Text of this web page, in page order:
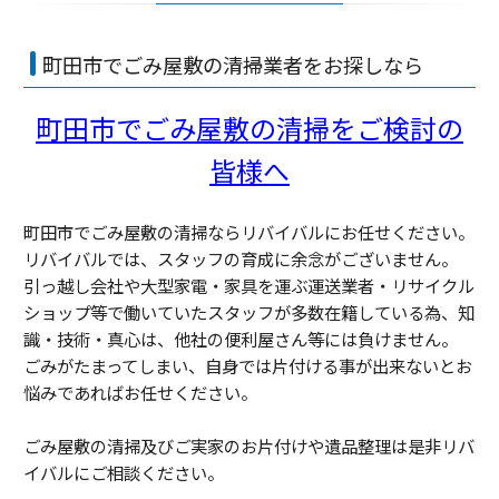
町田市でごみ屋敷の清掃業者をお探しなら
町田市でごみ屋敷の清掃をご検討の
皆様へ
町田市でごみ屋敷の清掃ならリバイバルにお任せください。
リバイバルでは、スタッフの育成に余念がございません。
引っ越し会社や大型家電・家具を運ぶ運送業者・リサイクル
ショップ等で働いていたスタッフが多数在籍している為、知
識・技術・真心は、他社の便利屋さん等には負けません。
ごみがたまってしまい、自身では片付ける事が出来ないとお
悩みであればお任せください。
ごみ屋敷の清掃及びご実家のお片付けや遺品整理は是非リバ
イバルにご相談ください。